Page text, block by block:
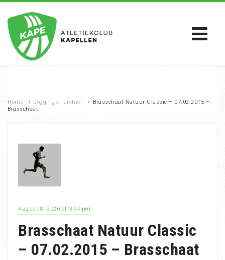
Home › Joggings - archief › Brasschaat Natuur Classic – 07.02.2015 –
Brasschaat
August 8, 2026 at 3:54 pm
Brasschaat Natuur Classic
– 07.02.2015 – Brasschaat